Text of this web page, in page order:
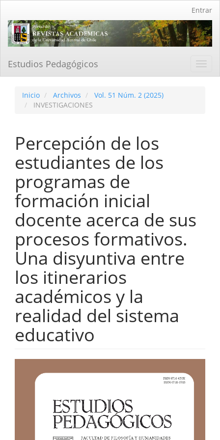
Contenido
principal
Barra
Entrar
Estudios Pedagógicos
Inicio Archivos
Vol. 51 Núm. 2 (2025)
INVESTIGACIONES
Percepción de los
estudiantes de los
programas de
formación inicial
docente acerca de sus
procesos formativos.
Una disyuntiva entre
los itinerarios
académicos y la
realidad del sistema
educativo
lateral
artículo